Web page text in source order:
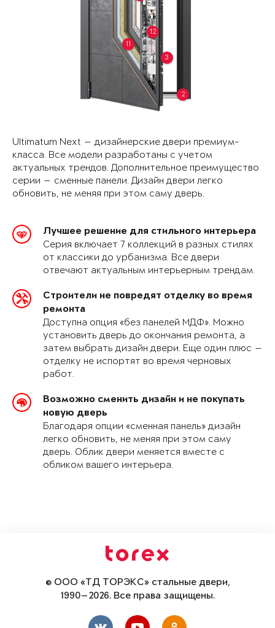
2
3
11
12
Ultimatum Next — дизайнерские двери премиум-
класса. Все модели разработаны с учетом
актуальных трендов. Дополнительное преимущество
серии — сменные панели. Дизайн двери легко
обновить, не меняя при этом саму дверь.
Лучшее решение для стильного интерьера
Серия включает 7 коллекций в разных стилях
от классики до урбанизма. Все двери
отвечают актуальным интерьерным трендам.
Строители не повредят отделку во время
ремонта
Доступна опция «без панелей МДФ». Можно
установить дверь до окончания ремонта, а
затем выбрать дизайн двери. Еще один плюс —
отделку не испортят во время черновых
работ.
Возможно сменить дизайн и не покупать
новую дверь
Благодаря опции «сменная панель» дизайн
легко обновить, не меняя при этом саму
дверь. Облик двери меняется вместе с
обликом вашего интерьера.
© ООО «ТД ТОРЭКС» стальные двери,
1990—2026. Все права защищены.